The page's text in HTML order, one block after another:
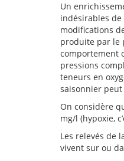
Un
indésirables de
modifications
produite par le
comportement
pressions
teneurs en
saisonnier
On considère
mg/l (hypoxie,
Les relevés de
vivent sur ou